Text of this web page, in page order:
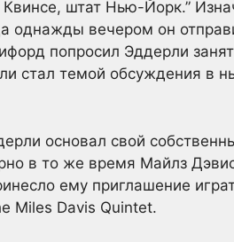
штат Нью-Йорк.”
однажды вечером он
попросил Эддерли
стал темой обсуждения в
основал свой
в то же время Майлз
ему приглашение
Miles Davis Quintet.